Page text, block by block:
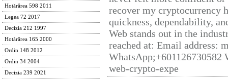
Hotărârea 598 2011
Legea 72 2017
Decizia 212 1997
Hotărârea 165 2000
Ordin 148 2012
Ordin 34 2004
Decizia 239 2021
recover my cryptocurrency
quickness, dependability,
Web stands out in the
reached at: Email address:
web-crypto-expe